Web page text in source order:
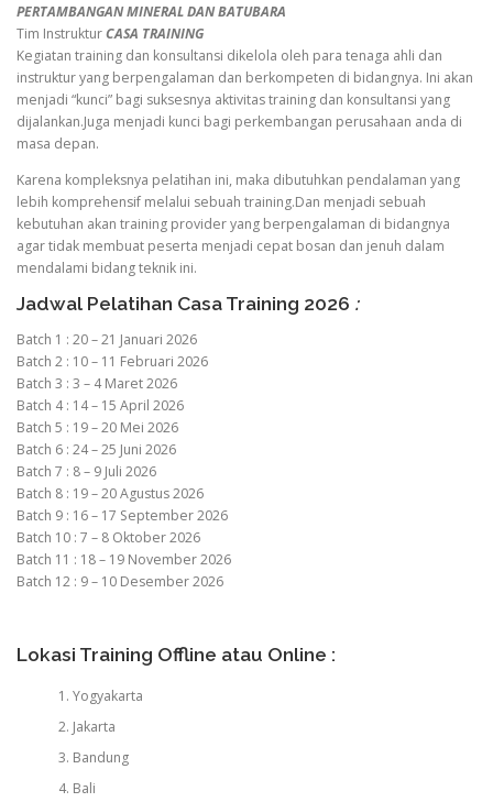
PERTAMBANGAN MINERAL DAN BATUBARA
Tim InstrukturCASA TRAINING
Kegiatan training dan konsultansi dikelola oleh para tenaga ahli dan
instruktur yang berpengalaman dan berkompeten di bidangnya. Ini akan
menjadi “kunci” bagi suksesnya aktivitas training dan konsultansi yang
dijalankan.Juga menjadi kunci bagi perkembangan perusahaan anda di
masa depan.
Karena kompleksnya pelatihan ini, maka dibutuhkan pendalaman yang
lebih komprehensif melalui sebuah training.Dan menjadi sebuah
kebutuhan akan training provider yang berpengalaman di bidangnya
agar tidak membuat peserta menjadi cepat bosan dan jenuh dalam
mendalami bidang teknik ini.
Jadwal Pelatihan Casa Training 2026 :
Batch 1 : 20 – 21 Januari 2026
Batch 2 : 10 – 11 Februari 2026
Batch 3 : 3 – 4 Maret 2026
Batch 4 : 14 – 15 April 2026
Batch 5 : 19 – 20 Mei 2026
Batch 6 : 24 – 25 Juni 2026
Batch 7 : 8 – 9 Juli 2026
Batch 8 : 19 – 20 Agustus 2026
Batch 9 : 16 – 17 September 2026
Batch 10 : 7 – 8 Oktober 2026
Batch 11 : 18 – 19 November 2026
Batch 12 : 9 – 10 Desember 2026
Lokasi Training Offline atau Online :
Yogyakarta
Jakarta
Bandung
Bali